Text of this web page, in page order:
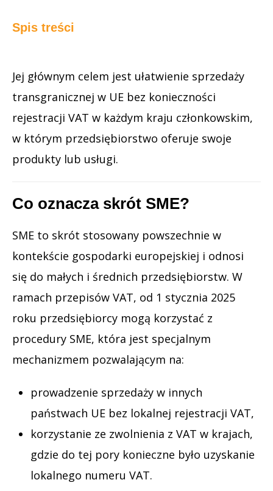
Spis treści
Jej głównym celem jest ułatwienie sprzedaży
transgranicznej w UE bez konieczności
rejestracji VAT w każdym kraju członkowskim,
w którym przedsiębiorstwo oferuje swoje
produkty lub usługi.
Co oznacza skrót SME?
SME to skrót stosowany powszechnie w
kontekście gospodarki europejskiej i odnosi
się do małych i średnich przedsiębiorstw. W
ramach przepisów VAT, od 1 stycznia 2025
roku przedsiębiorcy mogą korzystać z
procedury SME, która jest specjalnym
mechanizmem pozwalającym na:
prowadzenie sprzedaży w innych
państwach UE bez lokalnej rejestracji VAT,
korzystanie ze zwolnienia z VAT w krajach,
gdzie do tej pory konieczne było uzyskanie
lokalnego numeru VAT.